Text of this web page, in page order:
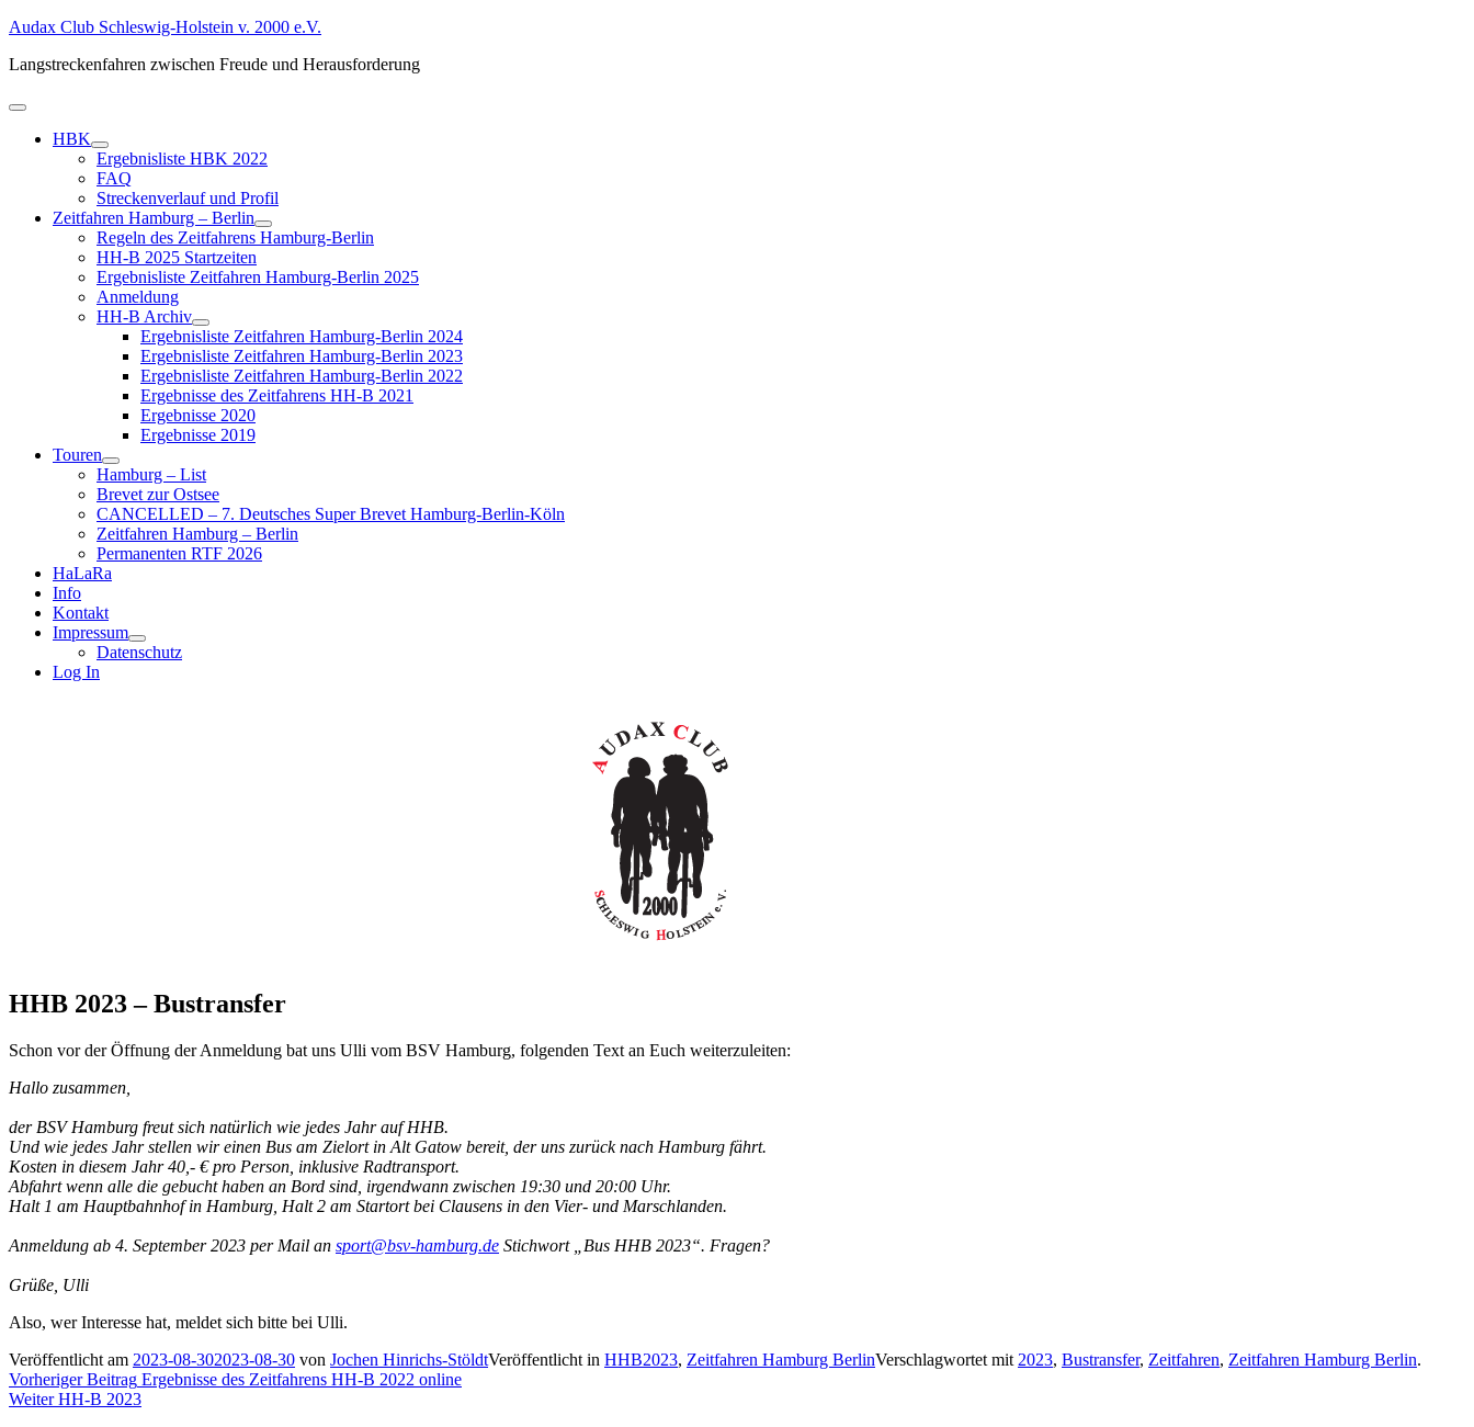
Zum
springen
Audax Club Schleswig-Holstein v. 2000 e.V.
Langstreckenfahren zwischen Freude und Herausforderung
Primäres
HBK
Untermenü
anzeigen
Ergebnisliste HBK 2022
FAQ
Streckenverlauf und Profil
Zeitfahren Hamburg – Berlin
Untermenü
anzeigen
Regeln des Zeitfahrens Hamburg-Berlin
HH-B 2025 Startzeiten
Ergebnisliste Zeitfahren Hamburg-Berlin 2025
Anmeldung
HH-B Archiv
Untermenü
anzeigen
Ergebnisliste Zeitfahren Hamburg-Berlin 2024
Ergebnisliste Zeitfahren Hamburg-Berlin 2023
Ergebnisliste Zeitfahren Hamburg-Berlin 2022
Ergebnisse des Zeitfahrens HH-B 2021
Ergebnisse 2020
Ergebnisse 2019
Touren
Untermenü
anzeigen
Hamburg – List
Brevet zur Ostsee
CANCELLED – 7. Deutsches Super Brevet Hamburg-Berlin-Köln
Zeitfahren Hamburg – Berlin
Permanenten RTF 2026
HaLaRa
Info
Kontakt
Impressum
Untermenü
anzeigen
Datenschutz
Log In
HHB 2023 – Bustransfer
Schon vor der Öffnung der Anmeldung bat uns Ulli vom BSV Hamburg, folgenden Text an Euch weiterzuleiten:
Hallo zusammen,
der BSV Hamburg freut sich natürlich wie jedes Jahr auf HHB.
Und wie jedes Jahr stellen wir einen Bus am Zielort in Alt Gatow bereit, der uns zurück nach Hamburg fährt.
Kosten in diesem Jahr 40,- € pro Person, inklusive Radtransport.
Abfahrt wenn alle die gebucht haben an Bord sind, irgendwann zwischen 19:30 und 20:00 Uhr.
Halt 1 am Hauptbahnhof in Hamburg, Halt 2 am Startort bei Clausens in den Vier- und Marschlanden.
Anmeldung ab 4. September 2023 per Mail an sport@bsv-hamburg.de Stichwort „Bus HHB 2023“. Fragen?
Grüße, Ulli
Also, wer Interesse hat, meldet sich bitte bei Ulli.
Veröffentlicht am 2023-08-302023-08-30 von Jochen Hinrichs-StöldtVeröffentlicht in HHB2023, Zeitfahren Hamburg BerlinVerschlagwortet mit 2023, Bustransfer, Zeitfahren, Zeitfahren Hamburg Berlin.
Beitragsnavigation
Vorheriger Beitrag Vorheriger
Beitrag:
Ergebnisse des Zeitfahrens HH-B 2022 online
Weiter Nächster
HH-B 2023